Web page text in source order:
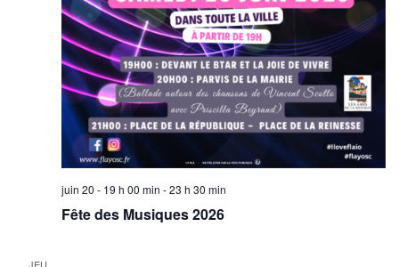
juin 20 - 19 h 00 min -23 h 30 min
Fête des Musiques 2026